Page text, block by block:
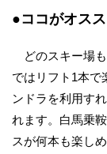
●ココがオス
どのスキー場も
ではリフト1本で
ンドラを利用す
れます。白馬乗
スが何本も楽し